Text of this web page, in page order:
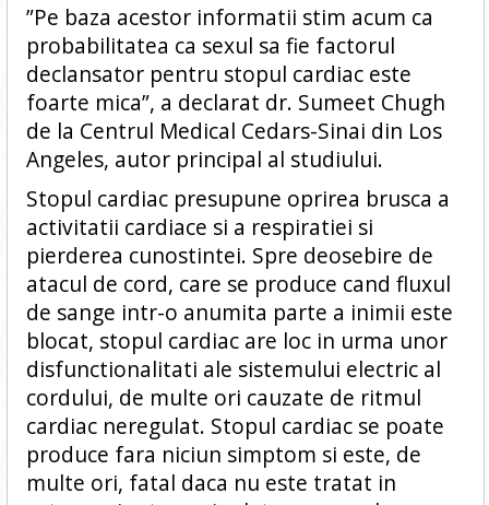
”Pe baza acestor informatii stim acum ca
probabilitatea ca sexul sa fie factorul
declansator pentru stopul cardiac este
foarte mica”, a declarat dr. Sumeet Chugh
de la Centrul Medical Cedars-Sinai din Los
Angeles, autor principal al studiului.
Stopul cardiac presupune oprirea brusca a
activitatii cardiace si a respiratiei si
pierderea cunostintei. Spre deosebire de
atacul de cord, care se produce cand fluxul
de sange intr-o anumita parte a inimii este
blocat, stopul cardiac are loc in urma unor
disfunctionalitati ale sistemului electric al
cordului, de multe ori cauzate de ritmul
cardiac neregulat. Stopul cardiac se poate
produce fara niciun simptom si este, de
multe ori, fatal daca nu este tratat in